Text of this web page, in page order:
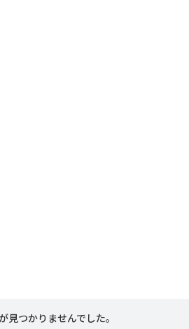
見つかりませんでした。